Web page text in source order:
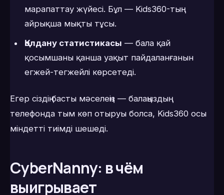
марапаттау жүйесі. Бұл — Kids360-тың
айрықша мықты тұсы.
Қолдану статистикасы — бала қай
қосымшаны қанша уақыт пайдаланғанын
егжей-тегжейлі көрсетеді.
Егер сіздің басты мәселеңіз — балаңыздың
телефонда тым көп отыруы болса, Kids360 осы
міндетті тиімді шешеді.
CyberNanny: в чём
выигрывает